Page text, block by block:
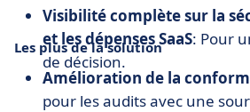
Visibilité complète sur la
et les dépenses SaaS: Pour
de décision.
Les plus de la solution
Amélioration de la
pour les audits avec une